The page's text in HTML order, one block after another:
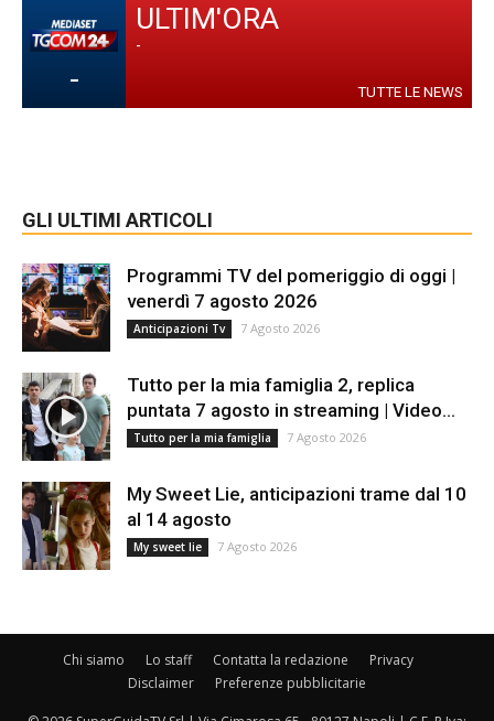
-
ULTIM'ORA
-
TUTTE LE NEWS
GLI ULTIMI ARTICOLI
Programmi TV del pomeriggio di oggi |
venerdì 7 agosto 2026
Anticipazioni Tv 7 Agosto 2026
Tutto per la mia famiglia 2, replica
puntata 7 agosto in streaming | Video...
Tutto per la mia famiglia 7 Agosto 2026
My Sweet Lie, anticipazioni trame dal 10
al 14 agosto
My sweet lie 7 Agosto 2026
Chi siamo Lo staff Contatta la redazione
Privacy
Disclaimer
Preferenze pubblicitarie